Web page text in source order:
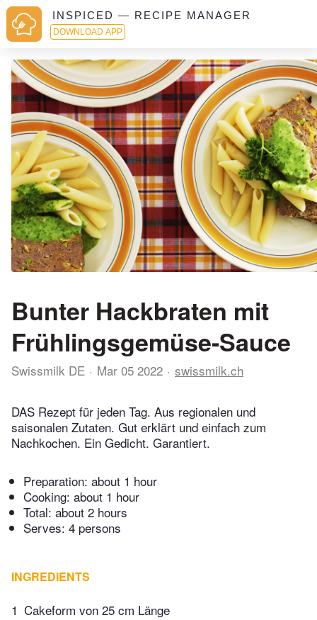
INSPICED — RECIPE MANAGER
DOWNLOAD APP
Bunter Hackbraten mit
Frühlingsgemüse-Sauce
Swissmilk DE Mar 05 2022 swissmilk.ch
DAS Rezept für jeden Tag. Aus regionalen und
saisonalen Zutaten. Gut erklärt und einfach zum
Nachkochen. Ein Gedicht. Garantiert.
Preparation: about 1 hour
Cooking: about 1 hour
Total: about 2 hours
Serves: 4 persons
INGREDIENTS
1 Cakeform von 25 cm Länge